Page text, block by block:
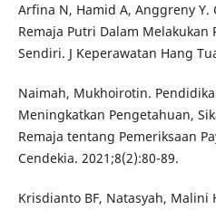
Arfina N, Hamid A, Anggreny Y.
Remaja Putri Dalam Melakukan
Sendiri. J Keperawatan Hang
Naimah, Mukhoirotin.
Meningkatkan Pengetahuan,
Remaja tentang Pemeriksaan
Cendekia. 2021;8(2):80-89.
Krisdianto BF, Natasyah, Malini